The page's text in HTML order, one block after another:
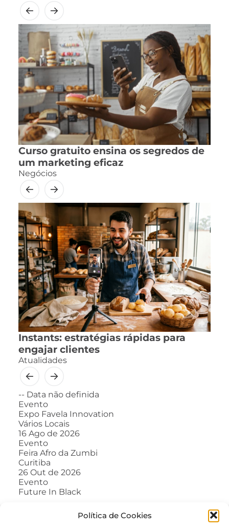
Política de Cookies
Curso gratuito ensina os segredos de
um marketing eficaz
Negócios
Instants: estratégias rápidas para
engajar clientes
Atualidades
-- Data não definida
Evento
Expo Favela Innovation
Vários Locais
16 Ago de 2026
Evento
Feira Afro da Zumbi
Curitiba
26 Out de 2026
Evento
Future In Black